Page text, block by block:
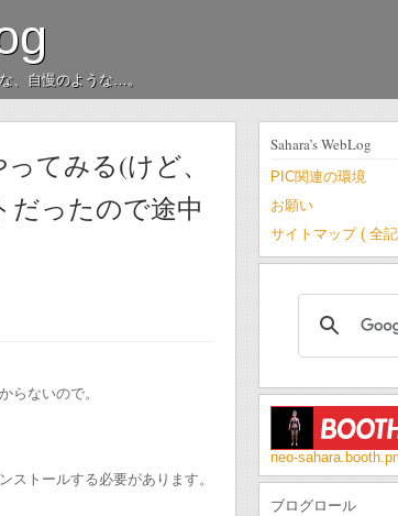
、自慢のような…。
てみる(けど、
だったので途中
らないので。
トールする必要があります。
Sahara’s WebLog
PIC関連の環境
お願い
サイトマップ ( 全
neo-
ブログロール